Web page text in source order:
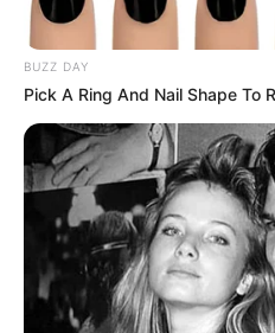
BUZZ DAY
Pick A Ring And Nail Shape To